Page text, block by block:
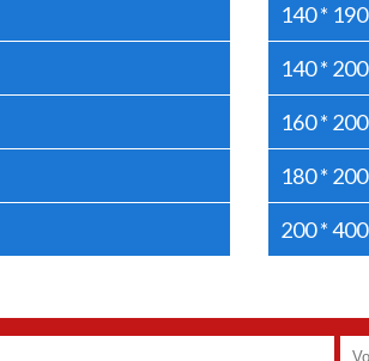
140 * 190
140 * 200
160 * 200
180 * 200
200 * 400